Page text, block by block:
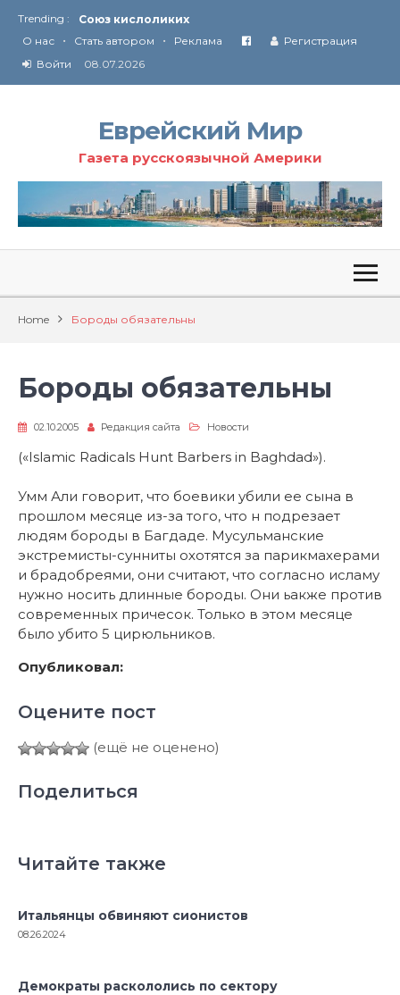
Trending :
Союз кислоликих
Соглашение США с Ираном
Технология Революции в Иране
О нас • Стать автором • Реклама
Регистрация
Войти
08.07.2026
Еврейский Мир
Газета русскоязычной Америки
Home Бороды обязательны
Бороды обязательны
02.10.2005 Редакция сайта Новости
(«Islamic Radicals Hunt Barbers in Baghdad»).
Умм Али говорит, что боевики убили ее сына в
прошлом месяце из-за того, что н подрезает
людям бороды в Багдаде. Мусульманские
экстремисты-сунниты охотятся за парикмахерами
и брадобреями, они считают, что согласно исламу
нужно носить длинные бороды. Они ьакже против
современных причесок. Только в этом месяце
было убито 5 цирюльников.
Опубликовал:
Оцените пост
(ещё не оценено)
Поделиться
Читайте также
Итальянцы обвиняют сионистов
08.26.2024
Демократы раскололись по сектору